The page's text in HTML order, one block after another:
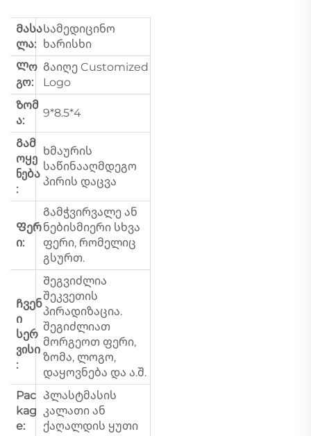
Მასა
ლა:
Სამედიცინო
ხარისხი
Ლო
გო:
Გაიღე Customized
Logo
Ზომ
ა:
9*8.5*4
Გამ
ოყე
ნება
:
Ხმაურის
საწინააღმდეგო
პირის დაცვა
Ფერ
ი:
Გამჭვირვალე ან
ნებისმიერი სხვა
ფერი, რომელიც
გსურთ.
Ჩვენ
ი
სერ
ვისი
:
Შეგვიძლია
შეკვეთის
პირადიზაცია.
შეგიძლიათ
მორგეოთ ფერი,
ზომა, ლოგო,
დაყოვნება და ა.შ.
Pac
kag
e:
Პლასტმასის
კალათი ან
ქაღალდის ყუთი